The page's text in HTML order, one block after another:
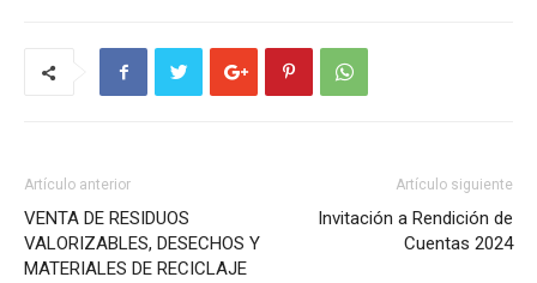
Artículo anterior
VENTA DE RESIDUOS
VALORIZABLES, DESECHOS Y
MATERIALES DE RECICLAJE
Artículo siguiente
Invitación a Rendición de
Cuentas 2024